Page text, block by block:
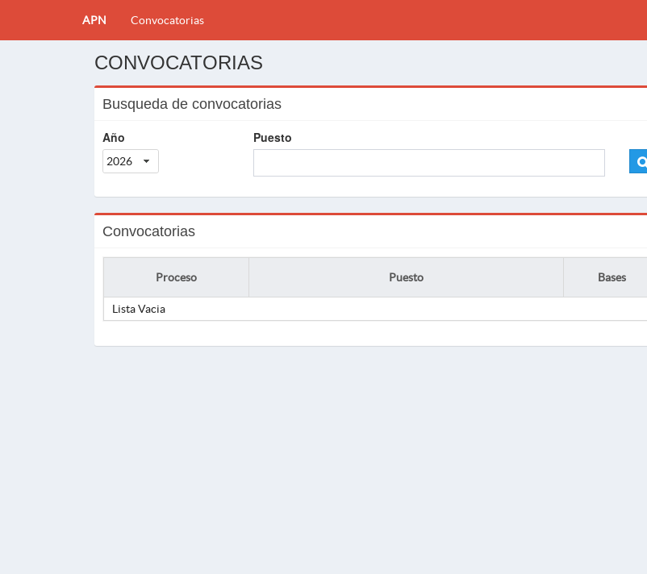
APN Convocatorias
CONVOCATORIAS
Busqueda de convocatorias
Año
2026
Puesto
Convocatorias
Proceso Puesto Bases
Lista Vacia